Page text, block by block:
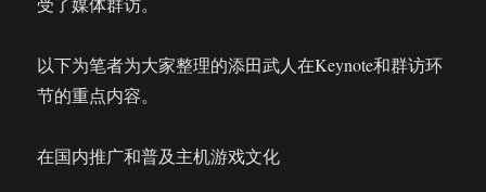
以下为笔者为大家整理的添田武人在Keynote和群访环
节的重点内容。
在国内推广和普及主机游戏文化